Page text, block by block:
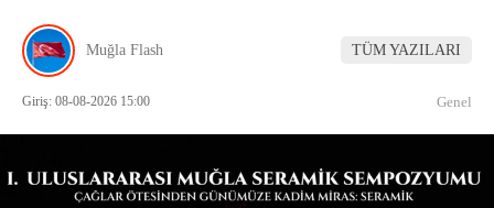
Muğla Flash TÜM YAZILARI
Giriş: 08-08-2026 15:00 Genel